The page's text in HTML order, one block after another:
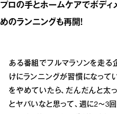
プロの手とホームケアでボディ
めのランニングも再開！
ある番組でフルマラソンを走る
けにランニングが習慣になって
をやめていたら、だんだんと太
とヤバいなと思って、週に2～3